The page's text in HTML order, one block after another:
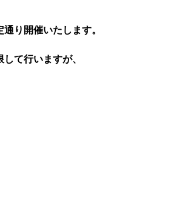
り開催いたします。
て行いますが、